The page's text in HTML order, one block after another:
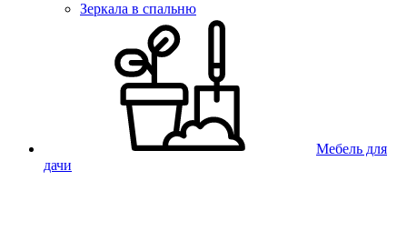
Зеркала в спальню
Мебель для
дачи